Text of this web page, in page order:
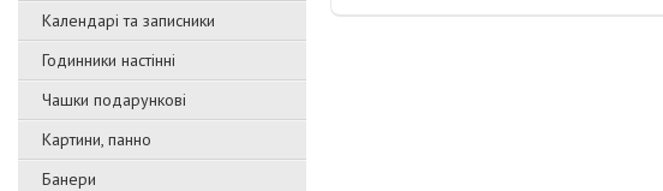
Календарі та записники
Годинники настінні
Чашки подарункові
Картини, панно
Банери